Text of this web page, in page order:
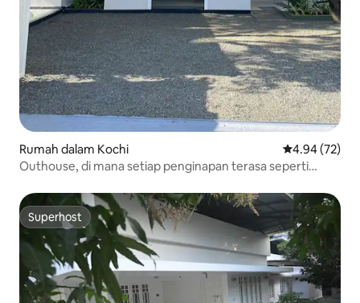
Rumah dalam Kochi Penarafan
4.94 (72)
Outhouse, di mana setiap penginapan terasa seperti
Superhost
Superhost